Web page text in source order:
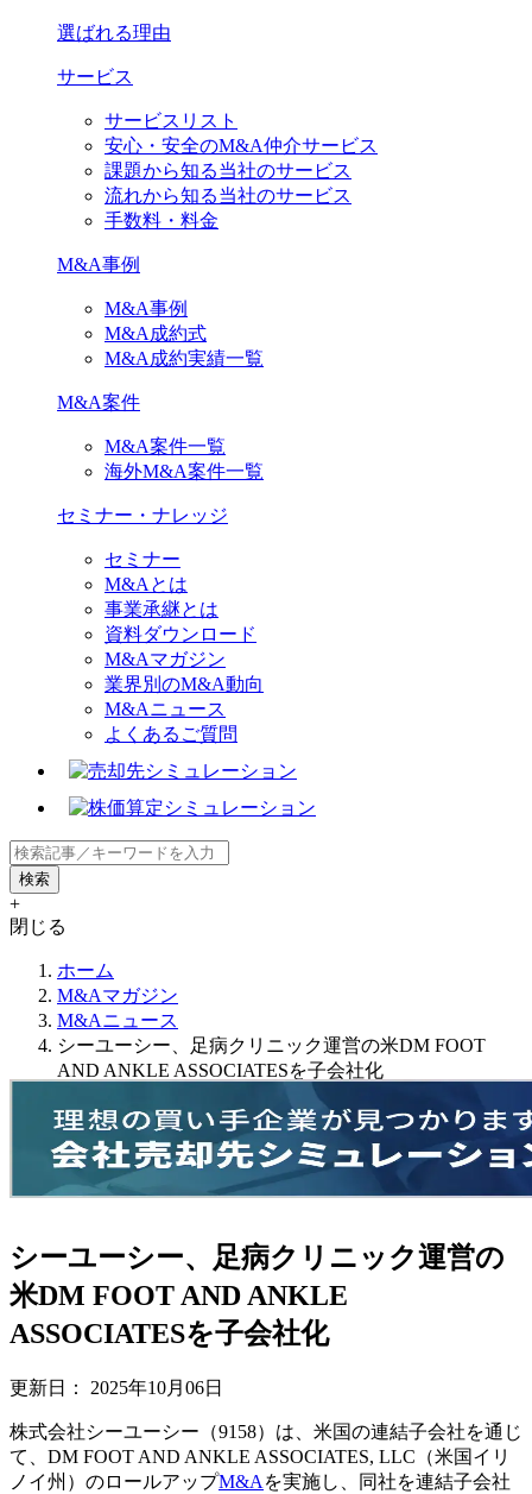
選ばれる理由
サービス
サービスリスト
安心・安全のM&A仲介サービス
課題から知る当社のサービス
流れから知る当社のサービス
手数料・料金
M&A事例
M&A事例
M&A成約式
M&A成約実績一覧
M&A案件
M&A案件一覧
海外M&A案件一覧
セミナー・ナレッジ
セミナー
M&Aとは
事業承継とは
資料ダウンロード
M&Aマガジン
業界別のM&A動向
M&Aニュース
よくあるご質問
+
閉じる
ホーム
M&Aマガジン
M&Aニュース
シーユーシー、足病クリニック運営の米DM FOOT
AND ANKLE ASSOCIATESを子会社化
シーユーシー、足病クリニック運営の
米DM FOOT AND ANKLE
ASSOCIATESを子会社化
更新日： 2025年10月06日
株式会社シーユーシー（9158）は、米国の連結子会社を通じ
て、DM FOOT AND ANKLE ASSOCIATES, LLC（米国イリ
ノイ州）のロールアップM&A を実施し、同社を連結子会社